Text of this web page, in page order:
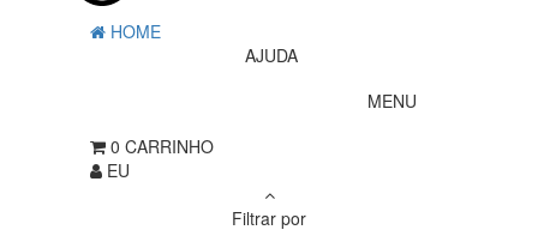
HOME
AJUDA
MENU
0 CARRINHO
EU
Filtrar por